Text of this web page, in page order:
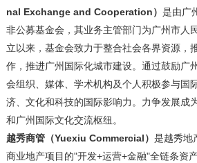
nal Exchange and Cooperation） 是由广
非公募基金会，其业务主管部门为广州市人
立以来，基金会致力于整合社会各界资源，
作，推进广州国际化城市建设。通过鼓励广
会组织、媒体、学术机构及个人积极参与国
济、文化和科技的国际影响力。力争发展成
和广州国际文化交流枢纽。
越秀商管（Yuexiu Commercial） 是越秀地
商业地产项目的"开发+运营+金融"全链条资